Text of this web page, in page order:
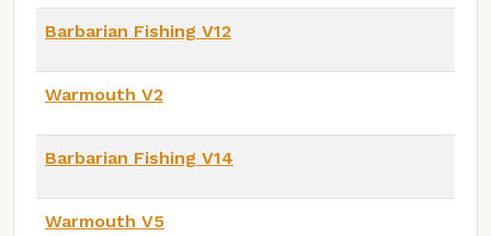
Barbarian Fishing V12
Warmouth V2
Barbarian Fishing V14
Warmouth V5